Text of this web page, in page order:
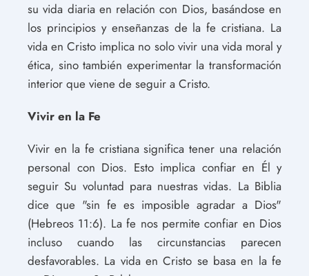
su vida diaria en relación con Dios, basándose en
los principios y enseñanzas de la fe cristiana. La
vida en Cristo implica no solo vivir una vida moral y
ética, sino también experimentar la transformación
interior que viene de seguir a Cristo.
Vivir en la Fe
Vivir en la fe cristiana significa tener una relación
personal con Dios. Esto implica confiar en Él y
seguir Su voluntad para nuestras vidas. La Biblia
dice que "sin fe es imposible agradar a Dios"
(Hebreos 11:6). La fe nos permite confiar en Dios
incluso cuando las circunstancias parecen
desfavorables. La vida en Cristo se basa en la fe